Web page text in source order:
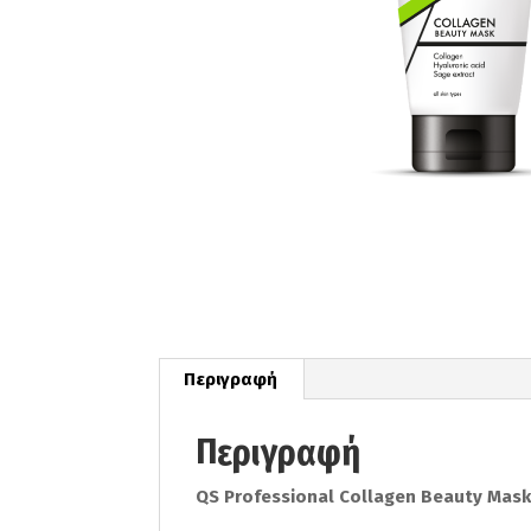
Περιγραφή
Περιγραφή
QS Professional Collagen Beauty